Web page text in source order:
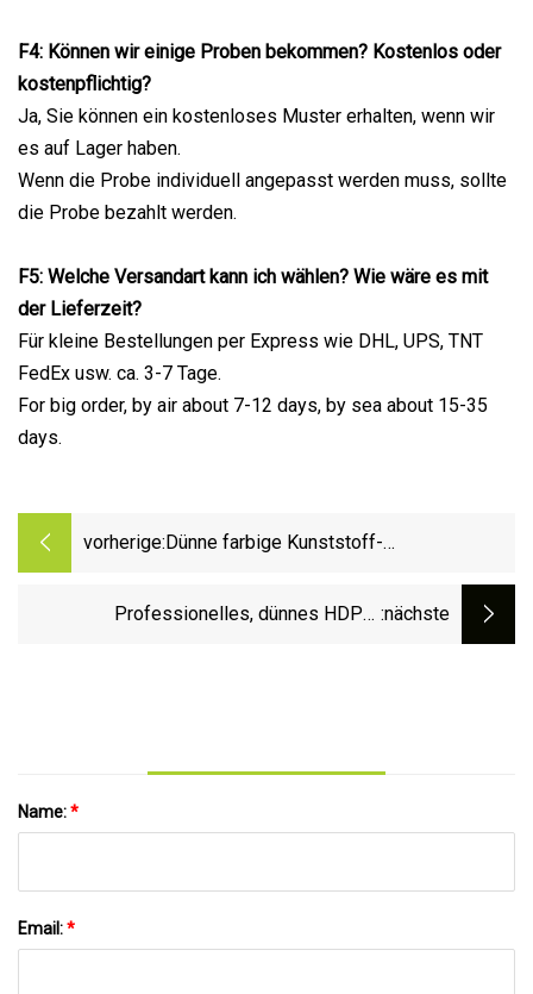
F4: Können wir einige Proben bekommen? Kostenlos oder
kostenpflichtig?
Ja, Sie können ein kostenloses Muster erhalten, wenn wir
es auf Lager haben.
Wenn die Probe individuell angepasst werden muss, sollte
die Probe bezahlt werden.
F5: Welche Versandart kann ich wählen? Wie wäre es mit
der Lieferzeit?
Für kleine Bestellungen per Express wie DHL, UPS, TNT
FedEx usw. ca. 3-7 Tage.
For big order, by air about 7-12 days, by sea about 15-35
days.
vorherige: Dünne farbige Kunststoff-
Schneidebrett
Professionelles, dünnes HDPE- :nächste
Name:*
Email:*